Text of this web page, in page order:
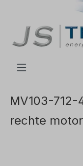
MV103-
rechte